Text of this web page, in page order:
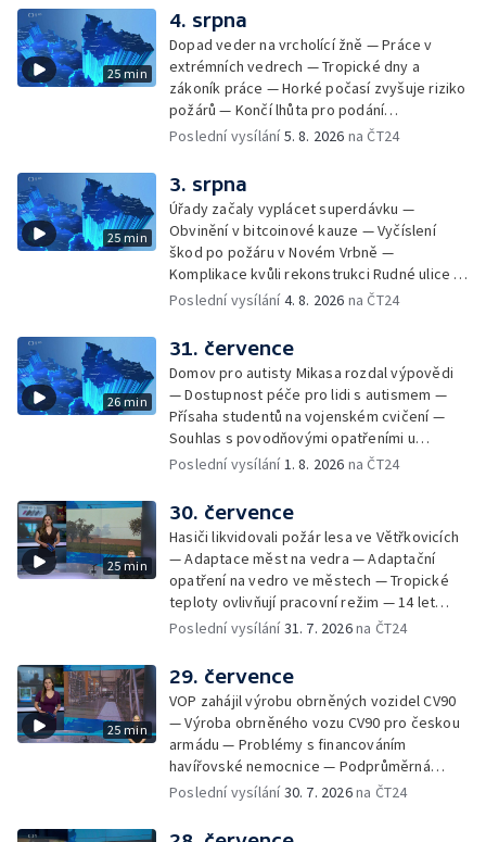
depozitu Vlastivědného muzea Olomouc —
Zakládání nových dětských skupin — Výběr
ze sociálních sítí Události Ostrava — Tresty
pro fotbalisty za korupci — Po stopách
Gebharda Blüchera
25 min
4. srpna
Dopad veder na vrcholící žně — Práce v
extrémních vedrech — Tropické dny a
zákoník práce — Horké počasí zvyšuje riziko
požárů — Končí lhůta pro podání
kandidátních listin — Končí lhůta pro podání
rozsudek v lihové kauze — Výročí
zavraždění Václava III. v Olomouci — Těžba
unikátní rašeliny pro lázně v Karlově
Studánce — Výběr ze sociálních sítí ČT —
Nový program pro léčbu obezity —
Olomoucké (nejen) shakespearovské léto
Poslední vysílání5. 8. 2026 na ČT24
25 min
3. srpna
Úřady začaly vyplácet superdávku —
Obvinění v bitcoinové kauze — Vyčíslení
škod po požáru v Novém Vrbně —
Komplikace kvůli rekonstrukci Rudné ulice —
Nárůst zájmu o klimatizace — Výluka vlaků
Protipovodňová opatření v Troubkách —
Zájem o bydlení na vysokoškolskýc kolejích
— Vrcholí sklizeň levandulí
Poslední vysílání4. 8. 2026 na ČT24
26 min
31. července
Domov pro autisty Mikasa rozdal výpovědi
— Dostupnost péče pro lidi s autismem —
Přísaha studentů na vojenském cvičení —
Souhlas s povodňovými opatřeními u
Troubek — Opravy Rudné omezí dopravu —
počasí na následující dny — Vedra táhnou na
chladnější místa — Hasiči lokalizovali požár
lesa na Opavsku — Požáry zemědělské
techniky na Olomoucku — Dva roky od
požáru škol v Českém Těšíně — Výstava
Sladké vzpomínky Opavska
Poslední vysílání1. 8. 2026 na ČT24
25 min
30. července
Hasiči likvidovali požár lesa ve Větřkovicích
— Adaptace měst na vedra — Adaptační
opatření na vedro ve městech — Tropické
teploty ovlivňují pracovní režim — 14 let
vězení za vraždu ženy ve Staříči/ —
— Podvodník připravil 17 lidí o 4 miliony —
DPO pořídí 70 nových elektrobusů — V
Olomouci přibude 20 elektrobusů —
Mistryně světa Kneblová zpět v Olomouci —
Mobilní kurníky pomáhají s kvalitou půdy —
Výběr ze sociálních sítí ČT — Nové varhany v
Rudě u Rýmařova
Poslední vysílání31. 7. 2026na ČT24
25 min
29. července
VOP zahájil výrobu obrněných vozidel CV90
— Výroba obrněného vozu CV90 pro českou
armádu — Problémy s financováním
havířovské nemocnice — Podprůměrná
návštěvnost koupališť v červenci — Do
Nedostatek krve v transfuzních stanicích —
Poslední vysílání30. 7. 2026na ČT24